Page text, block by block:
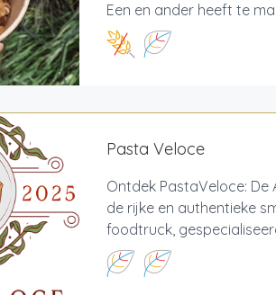
Een en ander heeft te
Pasta Veloce
Ontdek PastaVeloce:
de rijke en authentieke
foodtruck,